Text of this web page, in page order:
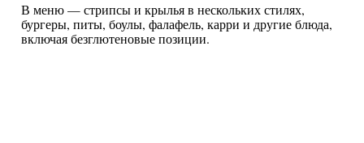
В меню — стрипсы и крылья в нескольких стилях,
бургеры, питы, боулы, фалафель, карри и другие блюда,
включая безглютеновые позиции.